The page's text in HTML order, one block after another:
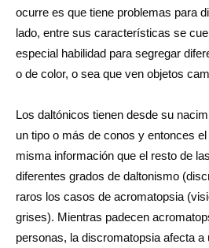
ocurre es que tiene problemas para
lado, entre sus características se
especial habilidad para segregar
o de color, o sea que ven objetos
Los daltónicos tienen desde su
un tipo o más de conos y entonces
misma información que el resto de
diferentes grados de daltonismo
raros los casos de acromatopsia
grises). Mientras padecen
personas, la discromatopsia afecta a